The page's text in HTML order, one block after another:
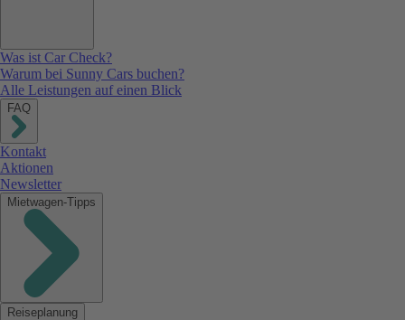
Was ist Car Check?
Warum bei Sunny Cars buchen?
Alle Leistungen auf einen Blick
FAQ
Kontakt
Aktionen
Newsletter
Mietwagen-Tipps
Reiseplanung